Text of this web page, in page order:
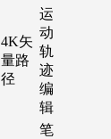
4K矢
量路
径
运
动
轨
迹
编
辑
笔